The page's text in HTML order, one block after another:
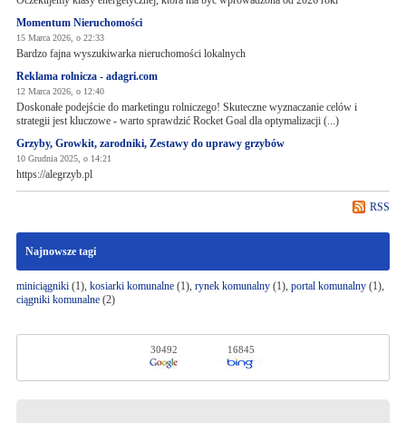
Momentum Nieruchomości
15 Marca 2026, o 22:33
Bardzo fajna wyszukiwarka nieruchomości lokalnych
Reklama rolnicza - adagri.com
12 Marca 2026, o 12:40
Doskonałe podejście do marketingu rolniczego! Skuteczne wyznaczanie celów i
strategii jest kluczowe - warto sprawdzić Rocket Goal dla optymalizacji (...)
Grzyby, Growkit, zarodniki, Zestawy do uprawy grzybów
10 Grudnia 2025, o 14:21
https://alegrzyb.pl
RSS
Najnowsze tagi
miniciągniki(1), kosiarki komunalne(1), rynek komunalny(1), portal komunalny(1),
ciągniki komunalne(2)
30492 16845